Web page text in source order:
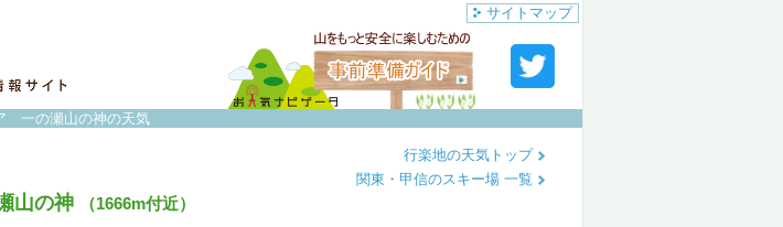
サイトマップ
一の瀬山の神の天気
山の神 （1666m付近）
行楽地の天気トップ
関東・甲信のスキー場 一覧